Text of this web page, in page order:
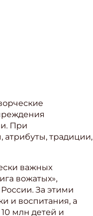
При
атрибуты, традиции,
важных
вожатых»,
За этими
и воспитания, а
млн детей и